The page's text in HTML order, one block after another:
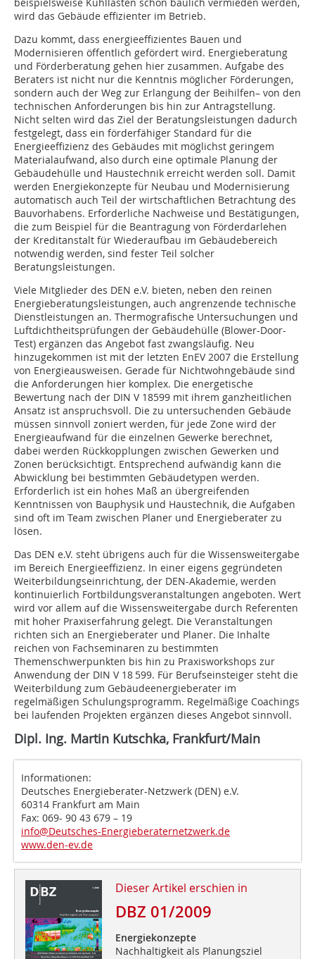
beispielsweise Kühllasten schon baulich vermieden werden,
wird das Gebäude effizienter im Betrieb.
Dazu kommt, dass energieeffizientes Bauen und
Modernisieren öffentlich gefördert wird. Energieberatung
und Förderberatung gehen hier zusammen. Aufgabe des
Beraters ist nicht nur die Kenntnis möglicher Förderungen,
sondern auch der Weg zur Erlangung der Beihilfen– von den
technischen Anforderungen bis hin zur Antragstellung.
Nicht selten wird das Ziel der Beratungsleistungen dadurch
festgelegt, dass ein förderfähiger Standard für die
Energieeffizienz des Gebäudes mit möglichst geringem
Materialaufwand, also durch eine optimale Planung der
Gebäudehülle und Haustechnik erreicht werden soll. Damit
werden Energiekonzepte für Neubau und Modernisierung
automatisch auch Teil der wirtschaftlichen Betrachtung des
Bauvorhabens. Erforderliche Nachweise und Bestätigungen,
die zum Beispiel für die Beantragung von Förderdarlehen
der Kreditanstalt für Wiederaufbau im Gebäudebereich
notwendig werden, sind fester Teil solcher
Beratungsleistungen.
Viele Mitglieder des DEN e.V. bieten, neben den reinen
Energieberatungsleistungen, auch angrenzende technische
Dienstleistungen an. Thermografische Untersuchungen und
Luftdichtheitsprüfungen der Gebäudehülle (Blower-Door-
Test) ergänzen das Angebot fast zwangsläufig. Neu
hinzugekommen ist mit der letzten EnEV 2007 die Erstellung
von Energieausweisen. Gerade für Nichtwohngebäude sind
die Anforderungen hier komplex. Die energetische
Bewertung nach der DIN V 18599 mit ihrem ganzheitlichen
Ansatz ist anspruchsvoll. Die zu untersuchenden Gebäude
müssen sinnvoll zoniert werden, für jede Zone wird der
Energieaufwand für die einzelnen Gewerke berechnet,
dabei werden Rückkopplungen zwischen Gewerken und
Zonen berücksichtigt. Entsprechend aufwändig kann die
Abwicklung bei bestimmten Gebäudetypen werden.
Erforderlich ist ein hohes Maß an übergreifenden
Kenntnissen von Bauphysik und Haustechnik, die Aufgaben
sind oft im Team zwischen Planer und Energieberater zu
lösen.
Das DEN e.V. steht übrigens auch für die Wissensweitergabe
im Bereich Energieeffizienz. In einer eigens gegründeten
Weiterbildungseinrichtung, der DEN-Akademie, werden
kontinuierlich Fortbildungsveranstaltungen angeboten. Wert
wird vor allem auf die Wissensweitergabe durch Referenten
mit hoher Praxiserfahrung gelegt. Die Veranstaltungen
richten sich an Energieberater und Planer. Die Inhalte
reichen von Fachseminaren zu bestimmten
Themenschwerpunkten bis hin zu Praxisworkshops zur
Anwendung der DIN V 18 599. Für Berufseinsteiger steht die
Weiterbildung zum Gebäudeenergieberater im
regelmäßigen Schulungsprogramm. Regelmäßige Coachings
bei laufenden Projekten ergänzen dieses Angebot sinnvoll.
Dipl. Ing. Martin Kutschka, Frankfurt/Main
Informationen:
Deutsches Energieberater-Netzwerk (DEN) e.V.
60314 Frankfurt am Main
Fax: 069- 90 43 679 – 19
info@Deutsches-Energieberaternetzwerk.de
www.den-ev.de
Dieser Artikel erschien in
DBZ 01/2009
Energiekonzepte
Nachhaltigkeit als Planungsziel